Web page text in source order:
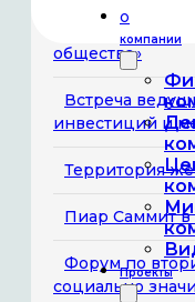
О
компании
Проекты
технологий и
общества»
Встреча
инвестиций и
Территория
Пиар Саммит в
Форум по
социально